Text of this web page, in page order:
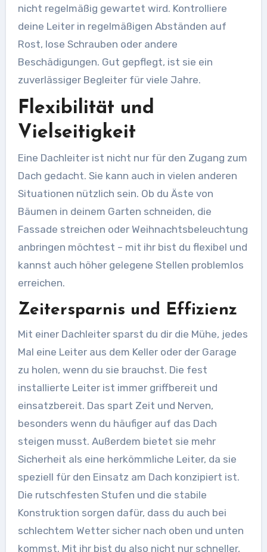
nicht regelmäßig gewartet wird. Kontrolliere
deine Leiter in regelmäßigen Abständen auf
Rost, lose Schrauben oder andere
Beschädigungen. Gut gepflegt, ist sie ein
zuverlässiger Begleiter für viele Jahre.
Flexibilität und
Vielseitigkeit
Eine Dachleiter ist nicht nur für den Zugang zum
Dach gedacht. Sie kann auch in vielen anderen
Situationen nützlich sein. Ob du Äste von
Bäumen in deinem Garten schneiden, die
Fassade streichen oder Weihnachtsbeleuchtung
anbringen möchtest – mit ihr bist du flexibel und
kannst auch höher gelegene Stellen problemlos
erreichen.
Zeitersparnis und Effizienz
Mit einer Dachleiter sparst du dir die Mühe, jedes
Mal eine Leiter aus dem Keller oder der Garage
zu holen, wenn du sie brauchst. Die fest
installierte Leiter ist immer griffbereit und
einsatzbereit. Das spart Zeit und Nerven,
besonders wenn du häufiger auf das Dach
steigen musst. Außerdem bietet sie mehr
Sicherheit als eine herkömmliche Leiter, da sie
speziell für den Einsatz am Dach konzipiert ist.
Die rutschfesten Stufen und die stabile
Konstruktion sorgen dafür, dass du auch bei
schlechtem Wetter sicher nach oben und unten
kommst. Mit ihr bist du also nicht nur schneller,